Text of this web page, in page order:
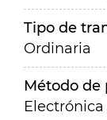
Tipo de
Ordinaria
Método de
Electrónica